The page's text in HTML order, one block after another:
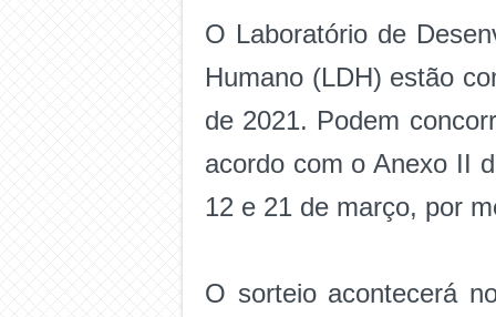
O Laboratório de
Humano (LDH) estão
de 2021. Podem
acordo com o Anexo II
12 e 21 de março, por
O sorteio acontecerá